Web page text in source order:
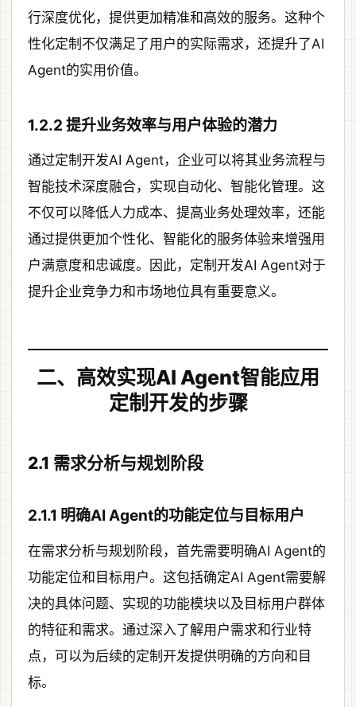
行深度优化，提供更加精准和高效的服务。这种个
性化定制不仅满足了用户的实际需求，还提升了AI
Agent的实用价值。
1.2.2 提升业务效率与用户体验的潜力
通过定制开发AI Agent，企业可以将其业务流程与
智能技术深度融合，实现自动化、智能化管理。这
不仅可以降低人力成本、提高业务处理效率，还能
通过提供更加个性化、智能化的服务体验来增强用
户满意度和忠诚度。因此，定制开发AI Agent对于
提升企业竞争力和市场地位具有重要意义。
二、高效实现AI Agent智能应用
定制开发的步骤
2.1 需求分析与规划阶段
2.1.1 明确AI Agent的功能定位与目标用户
在需求分析与规划阶段，首先需要明确AI Agent的
功能定位和目标用户。这包括确定AI Agent需要解
决的具体问题、实现的功能模块以及目标用户群体
的特征和需求。通过深入了解用户需求和行业特
点，可以为后续的定制开发提供明确的方向和目
标。